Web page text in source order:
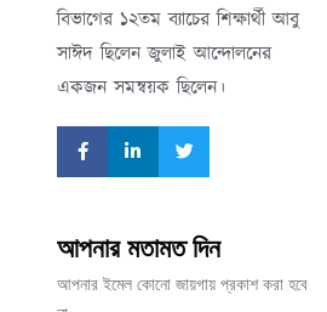
বিভাগের ১২তম ব্যাচের শিক্ষার্থী আবু
সাঈদ ছিলেন জুলাই আন্দোলনের
একজন সমন্বয়ক ছিলেন।
আপনার মতামত দিন
আপনার ইমেল কোনো জায়গায় প্রকাশ করা হবে